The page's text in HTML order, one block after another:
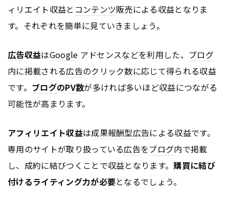
ィリエイト収益と コンテンツ販売による収益となりま
す。それぞれを簡単に見ていきましょう。
広告収益はGoogle アドセンスなどを利用した、 ブログ
内に掲載される広告のクリック数に応じて得られる収益
です。 ブログのPV数が多ければ多いほど収益につながる
可能性が高まります。
アフィリエイト収益は成果報酬型広告による収益です。
専用のサイトが取り扱っている広告をブログ内で掲載
し、成約に結びつくことで収益となります。購買に結び
付けるライティング力が必要となるでしょう。